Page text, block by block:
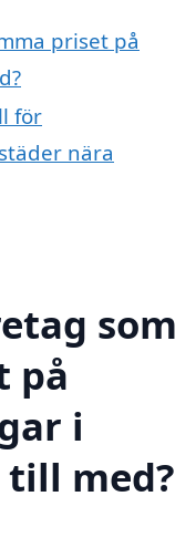
priset på
för
nära
som
på
i
med?